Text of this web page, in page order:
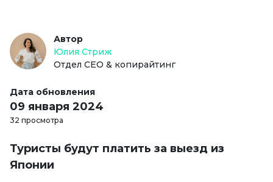
Автор
Юлия Стриж
Отдел СЕО & копирайтинг
Дата обновления
09 января 2024
32 просмотра
Туристы будут платить за выезд из
Японии